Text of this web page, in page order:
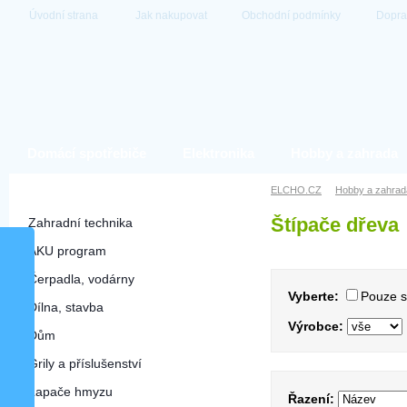
Úvodní strana Jak nakupovat Obchodní podmínky
Zahradní technika
AKU program
Čerpadla, vodárny
Dílna, stavba
Dům
Grily a příslušenství
Lapače hmyzu
ELCHO.CZ Hobby a
Štípače dřeva
Vyberte: Pouze
Výrobce:
Řazení: